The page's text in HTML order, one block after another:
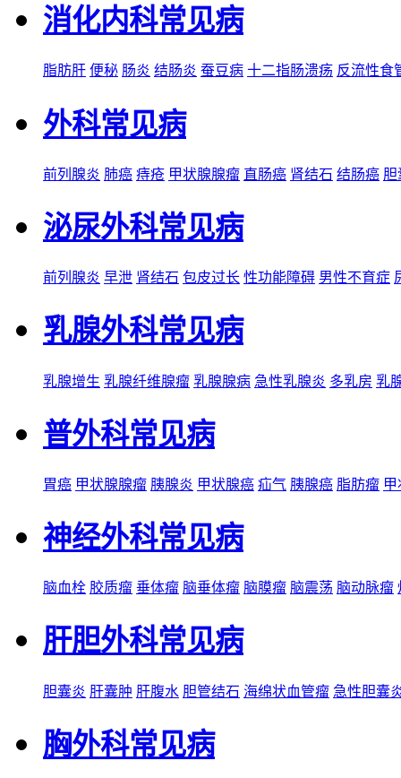
消化内科常见病
脂肪肝 便秘 肠炎 结肠炎 蚕豆病 十二指肠溃疡 反流性食
外科常见病
前列腺炎 肺癌 痔疮 甲状腺腺瘤 直肠癌 肾结石 结肠癌 胆
泌尿外科常见病
前列腺炎 早泄 肾结石 包皮过长 性功能障碍 男性不育症
乳腺外科常见病
乳腺增生 乳腺纤维腺瘤 乳腺腺病 急性乳腺炎 多乳房 乳
普外科常见病
胃癌 甲状腺腺瘤 胰腺炎 甲状腺癌 疝气 胰腺癌 脂肪瘤
神经外科常见病
脑血栓 胶质瘤 垂体瘤 脑垂体瘤 脑膜瘤 脑震荡 脑动脉瘤
肝胆外科常见病
胆囊炎 肝囊肿 肝腹水 胆管结石 海绵状血管瘤 急性胆囊
胸外科常见病